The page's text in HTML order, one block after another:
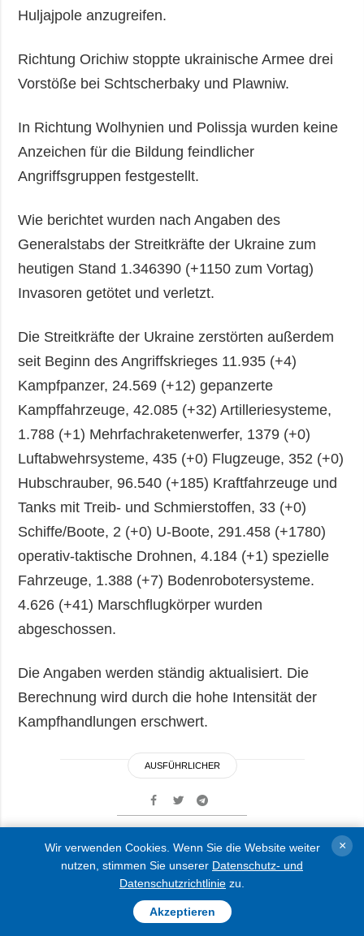
Huljajpole anzugreifen.
Richtung Orichiw stoppte ukrainische Armee drei
Vorstöße bei Schtscherbaky und Plawniw.
In Richtung Wolhynien und Polissja wurden keine
Anzeichen für die Bildung feindlicher
Angriffsgruppen festgestellt.
Wie berichtet wurden nach Angaben des
Generalstabs der Streitkräfte der Ukraine zum
heutigen Stand 1.346390 (+1150 zum Vortag)
Invasoren getötet und verletzt.
Die Streitkräfte der Ukraine zerstörten außerdem
seit Beginn des Angriffskrieges 11.935 (+4)
Kampfpanzer, 24.569 (+12) gepanzerte
Kampffahrzeuge, 42.085 (+32) Artilleriesysteme,
1.788 (+1) Mehrfachraketenwerfer, 1379 (+0)
Luftabwehrsysteme, 435 (+0) Flugzeuge, 352 (+0)
Hubschrauber, 96.540 (+185) Kraftfahrzeuge und
Tanks mit Treib- und Schmierstoffen, 33 (+0)
Schiffe/Boote, 2 (+0) U-Boote, 291.458 (+1780)
operativ-taktische Drohnen, 4.184 (+1) spezielle
Fahrzeuge, 1.388 (+7) Bodenrobotersysteme.
4.626 (+41) Marschflugkörper wurden
abgeschossen.
Die Angaben werden ständig aktualisiert. Die
Berechnung wird durch die hohe Intensität der
Kampfhandlungen erschwert.
AUSFÜHRLICHER
Ukrainische Drohnen
attackieren eine der
größten russischen
Wir verwenden Cookies. Wenn Sie die Website weiter
nutzen, stimmen Sie unserer Datenschutz- und
Datenschutzrichtlinie zu.
Akzeptieren
×